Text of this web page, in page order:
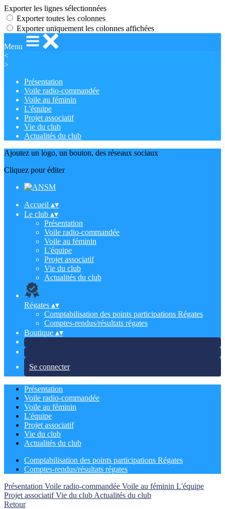
Exporter les lignes sélectionnées
Exporter toutes les colonnes
Exporter uniquement les colonnes affichées
Menu
<
>
Présentation
Voile radio-commandée
Voile au féminin
L'équipe
Projet associatif
Vie du club
Actualités du club
Ajoutez un logo, un bouton, des réseaux sociaux
Cliquez pour éditer
Accueil ▴▾
Le club ▴▾
Présentation
Voile radio-commandée
Voile au féminin
L'équipe
Projet associatif
Vie du club
Actualités du club
Régates ▴▾
Comptabilisation des points participations Régates
Comptes-rendus/résultats régates
Boutique ▴▾
Se connecter
Présentation
Voile radio-commandée
Voile au féminin
L'équipe
Projet associatif
Vie du club
Actualités du club
Comptabilisation des points participations Régates
Comptes-rendus/résultats régates
Présentation Voile radio-commandée Voile au féminin L'équipe
Projet associatifVie du club Actualités du club
Retour